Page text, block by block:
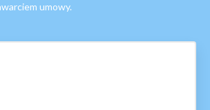
umowy.